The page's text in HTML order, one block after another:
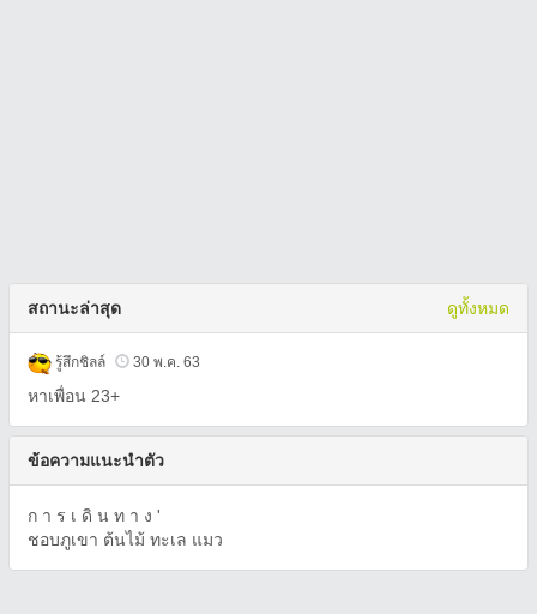
สถานะล่าสุด ดูทั้งหมด
รู้สึกชิลล์ 30 พ.ค. 63
หาเพื่อน 23+
ข้อความแนะนำตัว
ก า ร เ ดิ น ท า ง '
ชอบภูเขา ต้นไม้ ทะเล แมว